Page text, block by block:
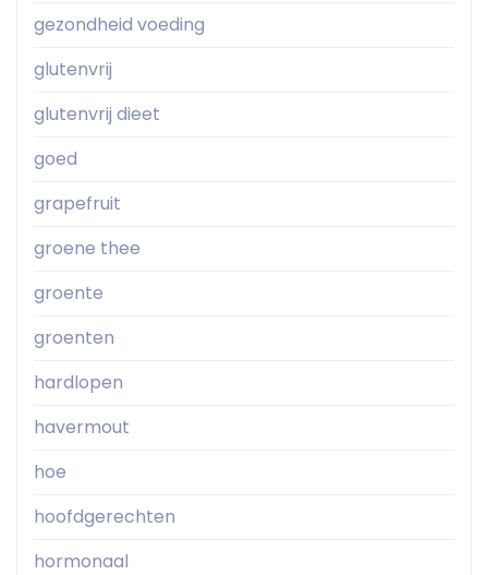
gezondheid voeding
glutenvrij
glutenvrij dieet
goed
grapefruit
groene thee
groente
groenten
hardlopen
havermout
hoe
hoofdgerechten
hormonaal